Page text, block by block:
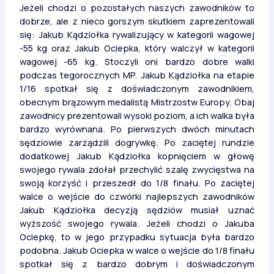
Jeżeli chodzi o pozostałych naszych zawodników to
dobrze, ale z nieco gorszym skutkiem zaprezentowali
się: Jakub Kądziołka rywalizujący w kategorii wagowej
-55 kg oraz Jakub Ociepka, który walczył w kategorii
wagowej -65 kg. Stoczyli oni bardzo dobre walki
podczas tegorocznych MP. Jakub Kądziołka na etapie
1/16 spotkał się z doświadczonym zawodnikiem,
obecnym brązowym medalistą Mistrzostw Europy. Obaj
zawodnicy prezentowali wysoki poziom, a ich walka była
bardzo wyrównana. Po pierwszych dwóch minutach
sędziowie zarządzili dogrywkę. Po zaciętej rundzie
dodatkowej Jakub Kądziołka kopnięciem w głowę
swojego rywala zdołał przechylić szalę zwycięstwa na
swoją korzyść i przeszedł do 1/8 finału. Po zaciętej
walce o wejście do czwórki najlepszych zawodników
Jakub Kądziołka decyzją sędziów musiał uznać
wyższość swojego rywala. Jeżeli chodzi o Jakuba
Ociepkę, to w jego przypadku sytuacja była bardzo
podobna. Jakub Ociepka w walce o wejście do 1/8 finału
spotkał się z bardzo dobrym i doświadczonym